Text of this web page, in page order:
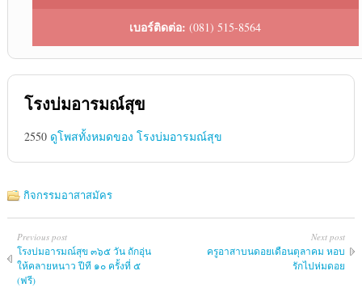
เบอร์ติดต่อ: (081) 515-8564
โรงบ่มอารมณ์สุข
2550 ดูโพสทั้งหมดของ โรงบ่มอารมณ์สุข
กิจกรรมอาสาสมัคร
Previous post
โรงบ่มอารมณ์สุข ๓๖๕ วัน ถักอุ่น
ให้คลายหนาว ปีที ๑๐ ครั้งที่ ๕
(ฟรี)
Next post
ครูอาสาบนดอยเดือนตุลาคม หอบ
รักไปห่มดอย